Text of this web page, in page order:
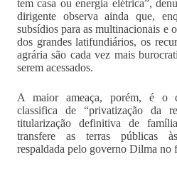
tem casa ou energia elétrica”,
dirigente observa ainda que,
subsídios para as multinacionais e
dos grandes latifundiários, os
agrária são cada vez mais
serem acessados.
A maior ameaça, porém, é o
classifica de “privatização da
titularização definitiva de
transfere as terras públicas
respaldada pelo governo Dilma no